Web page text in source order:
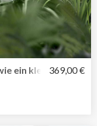
ein kleiner369,00 €